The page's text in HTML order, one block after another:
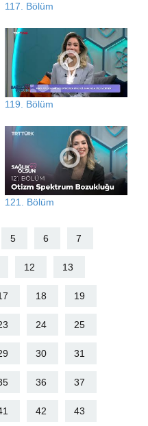
117. Bölüm
119. Bölüm
121. Bölüm
5 6 7
12 13
18 19
24 25
30 31
36 37
42 43